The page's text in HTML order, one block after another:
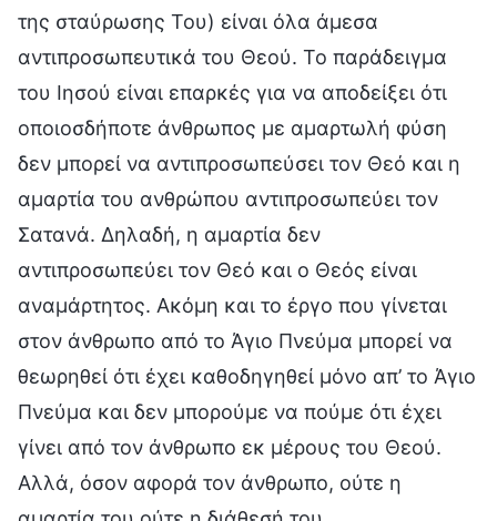
της σταύρωσης Του) είναι όλα άμεσα
αντιπροσωπευτικά του Θεού. Το παράδειγμα
του Ιησού είναι επαρκές για να αποδείξει ότι
οποιοσδήποτε άνθρωπος με αμαρτωλή φύση
δεν μπορεί να αντιπροσωπεύσει τον Θεό και η
αμαρτία του ανθρώπου αντιπροσωπεύει τον
Σατανά. Δηλαδή, η αμαρτία δεν
αντιπροσωπεύει τον Θεό και ο Θεός είναι
αναμάρτητος. Ακόμη και το έργο που γίνεται
στον άνθρωπο από το Άγιο Πνεύμα μπορεί να
θεωρηθεί ότι έχει καθοδηγηθεί μόνο απ’ το Άγιο
Πνεύμα και δεν μπορούμε να πούμε ότι έχει
γίνει από τον άνθρωπο εκ μέρους του Θεού.
Αλλά, όσον αφορά τον άνθρωπο, ούτε η